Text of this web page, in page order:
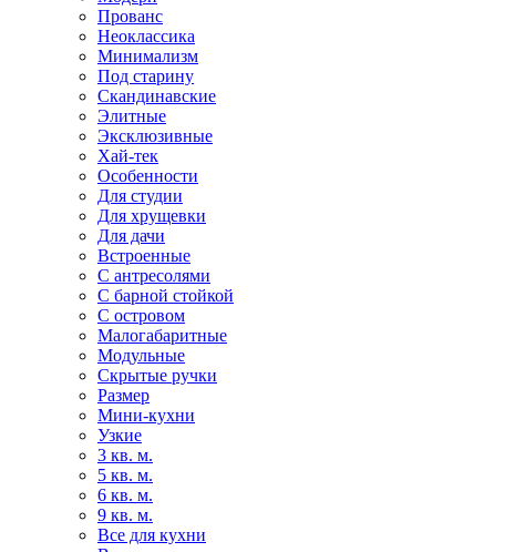
Прованс
Неоклассика
Минимализм
Под старину
Скандинавские
Элитные
Эксклюзивные
Хай-тек
Особенности
Для студии
Для хрущевки
Для дачи
Встроенные
С антресолями
С барной стойкой
С островом
Малогабаритные
Модульные
Скрытые ручки
Размер
Мини-кухни
Узкие
3 кв. м.
5 кв. м.
6 кв. м.
9 кв. м.
Все для кухни